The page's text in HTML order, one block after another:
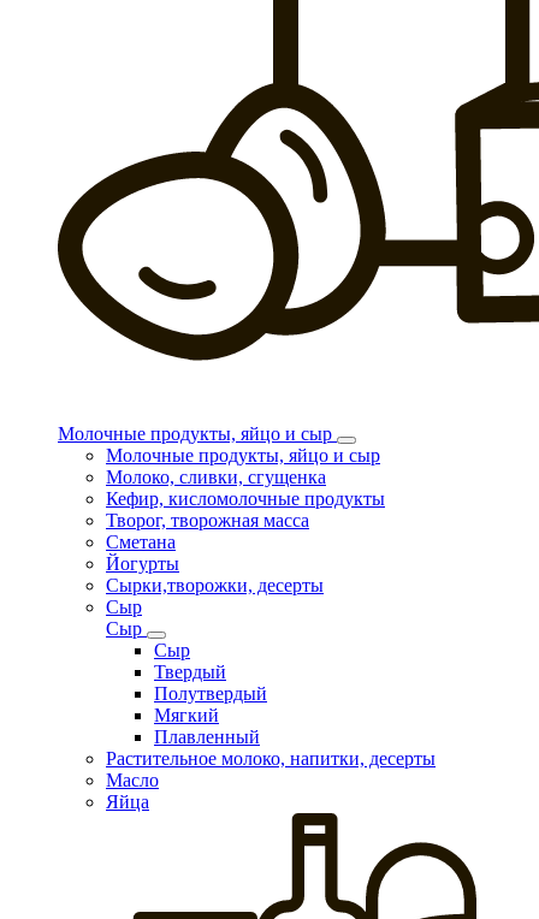
Молочные продукты, яйцо и сыр
Молочные продукты, яйцо и сыр
Молоко, сливки, сгущенка
Кефир, кисломолочные продукты
Творог, творожная масса
Сметана
Йогурты
Сырки,творожки, десерты
Сыр
Сыр
Сыр
Твердый
Полутвердый
Мягкий
Плавленный
Растительное молоко, напитки, десерты
Масло
Яйца